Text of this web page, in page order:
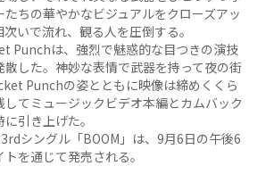
たちの華やかなビジュアルをクローズアッ
いで流れ、観る人を圧倒する。
Punchは、強烈で魅惑的な目つきの演技
散した。神妙な表情で武器を持って夜の街
Punchの姿とともに映像は締めくくら
してミュージックビデオ本編とカムバック
引き上げた。
シングル「BOOM」は、9月6日の午後6
を通じて発売される。